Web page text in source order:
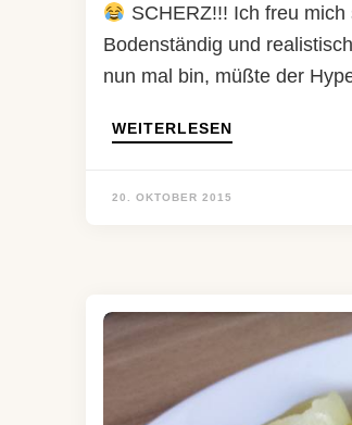
SCHERZ!!! Ich freu
Bodenständig und
nun mal bin, müßte der
WEITERLESEN
20. OKTOBER 2015